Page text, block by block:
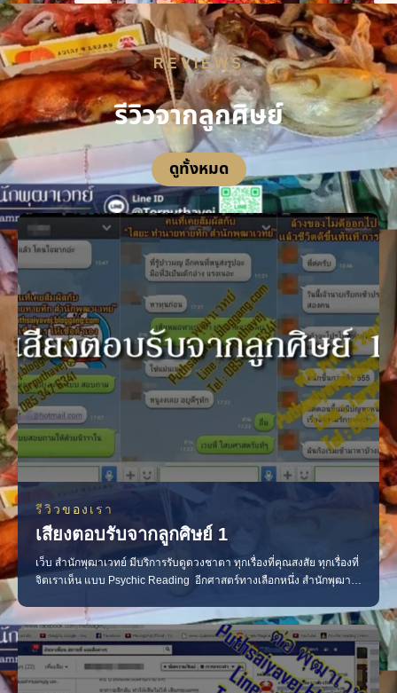
REVIEWS
รีวิวจากลูกศิษย์
ดูทั้งหมด
รีวิวของเรา
เสียงตอบรับจากลูกศิษย์ 1
เว็บ สำนักพุฒาเวทย์ มีบริการรับดูดวงชาตา ทุกเรื่องที่คุณสงสัย ทุกเรื่องที่
จิตเราเห็น แบบ Psychic Reading อีกศาสตร์ทางเลือกหนึ่ง สำนักพุฒา
เมษายน พ.ศ. 2554 ซึ่งเป็นธุรกิจของต่อ หลังเรียนจบมาครับ จนถึงปัจจุบัน
ในช่วงแรกๆ ทางเว็บใช้แค่เ